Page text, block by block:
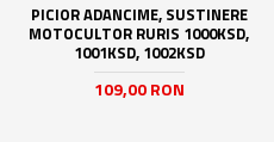
PICIOR ADANCIME, SUSTINERE
MOTOCULTOR RURIS 1000KSD,
1001KSD, 1002KSD
109,00 RON